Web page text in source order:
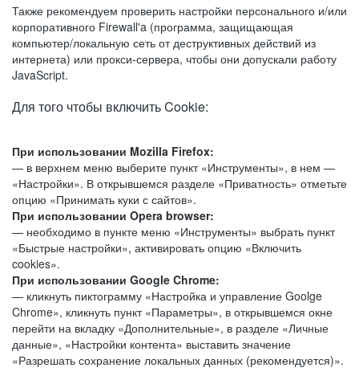
Также рекомендуем проверить настройки персонального и/или
корпоративного Firewall'a (программа, защищающая
компьютер/локальную сеть от деструктивных действий из
интернета) или прокси-сервера, чтобы они допускали работу
JavaScript.
Для того чтобы включить Cookie:
При использовании Mozilla Firefox:
— в верхнем меню выберите пункт «Инструменты», в нем —
«Настройки». В открывшемся разделе «Приватность» отметьте
опцию «Принимать куки с сайтов».
При использовании Opera browser:
— необходимо в пункте меню «Инструменты» выбрать пункт
«Быстрые настройки», активировать опцию «Включить
cookies».
При использовании Google Chrome:
— кликнуть пиктограмму «Настройка и управление Goolge
Chrome», кликнуть пункт «Параметры», в открывшемся окне
перейти на вкладку «Дополнительные», в разделе «Личные
данные», «Настройки контента» выставить значение
«Разрешать сохранение локальных данных (рекомендуется)».